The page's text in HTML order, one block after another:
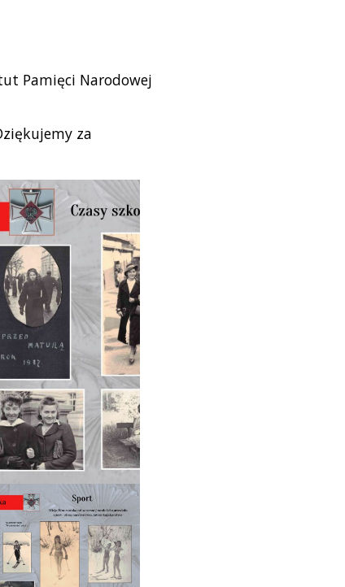
Pamięci Narodowej
za